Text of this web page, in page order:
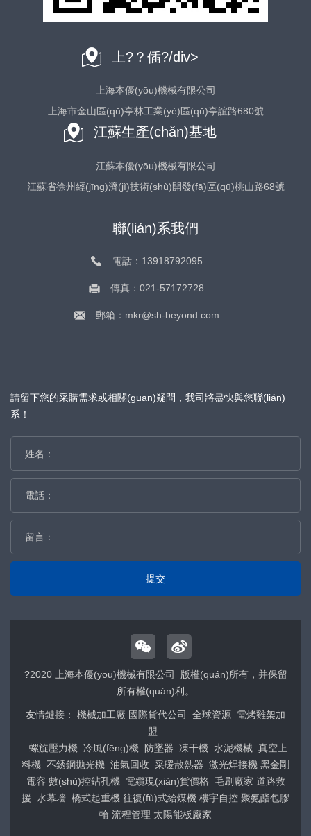
上?？偛?/div>
上海本優(yōu)機械有限公司
上海市金山區(qū)亭林工業(yè)區(qū)亭誼路680號
江蘇生產(chǎn)基地
江蘇本優(yōu)機械有限公司
江蘇省徐州經(jīng)濟(jì)技術(shù)開發(fā)區(qū)桃山路68號
聯(lián)系我們
電話：13918792095
傳真：021-57172728
郵箱：mkr@sh-beyond.com
請留下您的采購需求或相關(guān)疑問，我司將盡快與您聯(lián)
系！
提交
?2020 上海本優(yōu)機械有限公司 版權(quán)所有，并保留
所有權(quán)利。
友情鏈接： 機械加工廠 國際貨代公司 全球資源 電烤雞架加
盟
螺旋壓力機 冷風(fēng)機 防墜器 凍干機 水泥機械 真空上
料機 不銹鋼拋光機 油氣回收 采暖散熱器 激光焊接機 黑金剛
電容 數(shù)控鉆孔機 電纜現(xiàn)貨價格 毛刷廠家 道路救
援
水幕墻 橋式起重機 往復(fù)式給煤機 樓宇自控 聚氨酯包膠
輪 流程管理 太陽能板廠家